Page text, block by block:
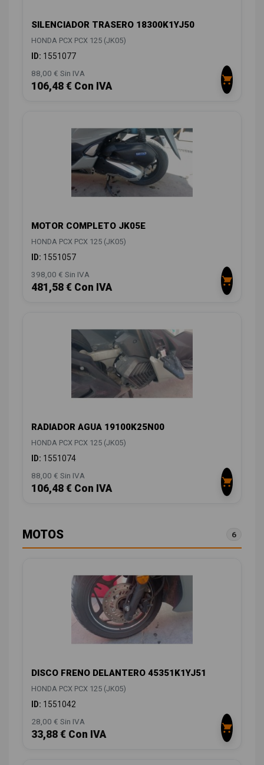
SILENCIADOR TRASERO 18300K1YJ50
HONDA PCX PCX 125 (JK05)
ID: 1551077
88,00 € Sin IVA
106,48 € Con IVA
MOTOR COMPLETO JK05E
HONDA PCX PCX 125 (JK05)
ID: 1551057
398,00 € Sin IVA
481,58 € Con IVA
RADIADOR AGUA 19100K25N00
HONDA PCX PCX 125 (JK05)
ID: 1551074
88,00 € Sin IVA
106,48 € Con IVA
MOTOS 6
DISCO FRENO DELANTERO 45351K1YJ51
HONDA PCX PCX 125 (JK05)
ID: 1551042
28,00 € Sin IVA
33,88 € Con IVA